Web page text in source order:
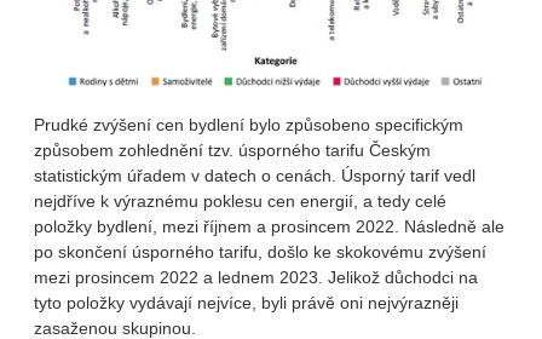
Prudké zvýšení cen bydlení bylo způsobeno specifickým
způsobem zohlednění tzv. úsporného tarifu Českým
statistickým úřadem v datech o cenách. Úsporný tarif vedl
nejdříve k výraznému poklesu cen energií, a tedy celé
položky bydlení, mezi říjnem a prosincem 2022. Následně ale
po skončení úsporného tarifu, došlo ke skokovému zvýšení
mezi prosincem 2022 a lednem 2023. Jelikož důchodci na
tyto položky vydávají nejvíce, byli právě oni nejvýrazněji
zasaženou skupinou.